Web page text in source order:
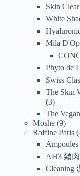
Skin
White
Mila
Phyto de
Swiss
The Skin
3
The
Moshe 9
Raffine Paris
AH3 類
Cleaning